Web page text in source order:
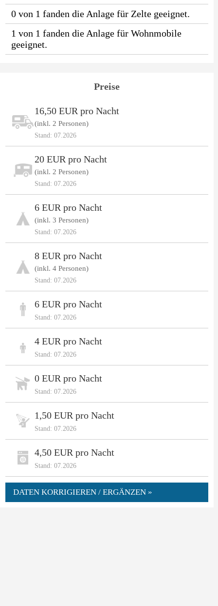
0 von 1 fanden die Anlage für Zelte geeignet.
1 von 1 fanden die Anlage für Wohnmobile
geeignet.
Preise
16,50 EUR pro Nacht
(inkl. 2 Personen)
Stand: 07.2026
20 EUR pro Nacht
(inkl. 2 Personen)
Stand: 07.2026
6 EUR pro Nacht
(inkl. 3 Personen)
Stand: 07.2026
8 EUR pro Nacht
(inkl. 4 Personen)
Stand: 07.2026
6 EUR pro Nacht
Stand: 07.2026
4 EUR pro Nacht
Stand: 07.2026
0 EUR pro Nacht
Stand: 07.2026
1,50 EUR pro Nacht
Stand: 07.2026
4,50 EUR pro Nacht
Stand: 07.2026
DATEN KORRIGIEREN / ERGÄNZEN »